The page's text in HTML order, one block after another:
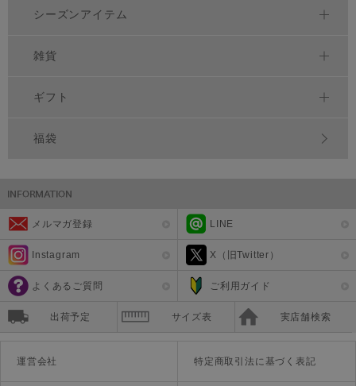
シーズンアイテム
雑貨
ギフト
福袋
メルマガ登録 LINE
Instagram X（旧Twitter）
よくあるご質問 ご利用ガイド
出荷予定 サイズ表 実店舗検索
運営会社 特定商取引法に基づく表記